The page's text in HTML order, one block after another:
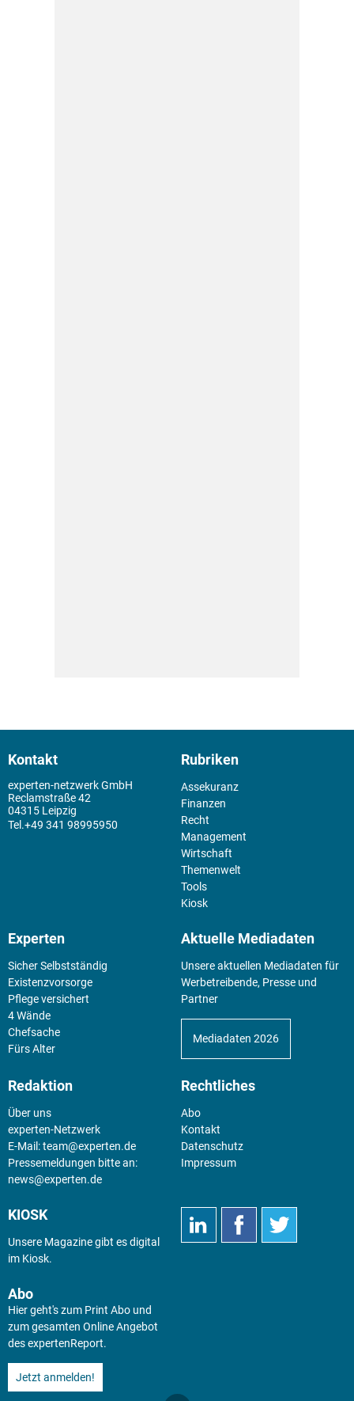
Kontakt
experten-netzwerk GmbH
Reclamstraße 42
04315 Leipzig
+49 341 98995950
Rubriken
Assekuranz
Finanzen
Recht
Management
Wirtschaft
Themenwelt
Tools
Kiosk
Experten
Sicher Selbstständig
Existenz­vorsorge
Pflege versichert
4 Wände
Chefsache
Fürs Alter
Aktuelle Mediadaten
Unsere aktuellen Mediadaten für
Werbetreibende, Presse und
Partner
Mediadaten 2026
Redaktion
Über uns
experten-Netzwerk
E-Mail:team@experten.de
Pressemeldungen bitte an:
news@experten.de
Rechtliches
Abo
Kontakt
Datenschutz
Impressum
KIOSK
Unsere Magazine gibt es digital
im Kiosk.
Abo
Hier geht's zum Print Abo und
zum gesamten Online Angebot
des expertenReport.
Jetzt anmelden!